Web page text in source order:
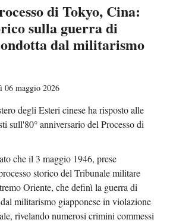
di Tokyo, Cina:
sulla guerra di
dal militarismo
06 maggio 2026
degli Esteri cinese ha risposto alle
sull'80° anniversario del Processo di
che il 3 maggio 1946, prese
storico del Tribunale militare
Oriente, che definì la guerra di
militarismo giapponese in violazione
rivelando numerosi crimini commessi